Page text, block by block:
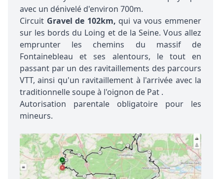
avec un dénivelé d'environ 700m.
Circuit Gravel de 102km, qui va vous emmener
sur les bords du Loing et de la Seine. Vous allez
emprunter les chemins du massif de
Fontainebleau et ses alentours, le tout en
passant par un des ravitaillements des parcours
VTT, ainsi qu'un ravitaillement à l'arrivée avec la
traditionnelle soupe à l'oignon de Pat .
Autorisation parentale obligatoire pour les
mineurs.